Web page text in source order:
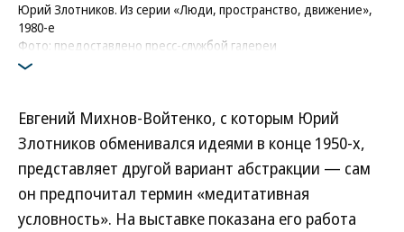
Юрий Злотников. Из серии «Люди, пространство, движение»,
1980-е
Фото: предоставлено пресс-службой галереи
Евгений Михнов-Войтенко, с которым Юрий
Злотников обменивался идеями в конце 1950-х,
представляет другой вариант абстракции — сам
он предпочитал термин «медитативная
условность». На выставке показана его работа